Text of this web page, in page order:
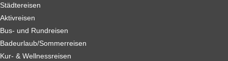
Städtereisen
Aktivreisen
Bus- und Rundreisen
Badeurlaub/Sommerreisen
Kur- & Wellnessreisen